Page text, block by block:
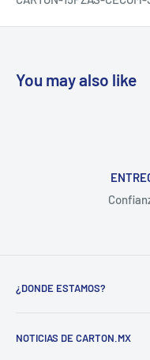
You may also like
¿DONDE ESTAMOS?
NOTICIAS DE CARTON.MX